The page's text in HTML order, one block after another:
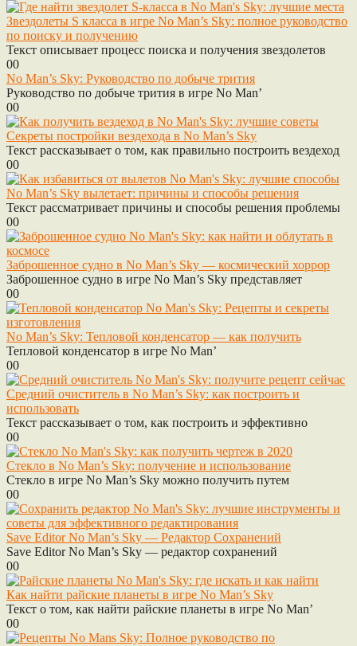
Звездолеты S класса в игре No Man’s Sky: полное руководство
по поиску и получению
Текст описывает процесс поиска и получения звездолетов
00
No Man’s Sky: Руководство по добыче трития
Руководство по добыче трития в игре No Man’
00
Секреты постройки вездехода в No Man’s Sky
Текст рассказывает о том, как правильно построить вездеход
00
No Man’s Sky вылетает: причины и способы решения
Текст рассматривает причины и способы решения проблемы
00
Заброшенное судно в No Man’s Sky — космический хоррор
Заброшенное судно в игре No Man’s Sky представляет
00
No Man’s Sky: Тепловой конденсатор — как получить
Тепловой конденсатор в игре No Man’
00
Средний очиститель в No Man’s Sky: как построить и
использовать
Текст рассказывает о том, как построить и эффективно
00
Стекло в No Man’s Sky: получение и использование
Стекло в игре No Man’s Sky можно получить путем
00
Save Editor No Man’s Sky — Редактор Сохранений
Save Editor No Man’s Sky — редактор сохранений
00
Как найти райские планеты в игре No Man’s Sky
Текст о том, как найти райские планеты в игре No Man’
00